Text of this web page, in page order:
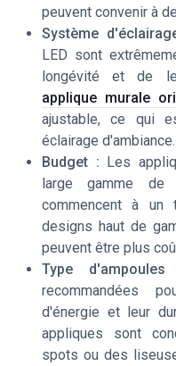
peuvent convenir à
Système
LED sont
longévité et de
applique murale
ajustable, ce qui
éclairage d'ambiance.
Budget : Les
large gamme de
commencent à un
designs haut de
peuvent être plus
Type
recommandées
d'énergie et leur
appliques sont
spots ou des